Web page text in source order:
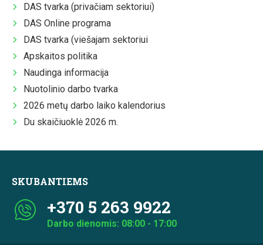
DAS tvarka (privačiam sektoriui)
DAS Online programa
DAS tvarka (viešajam sektoriui
Apskaitos politika
Naudinga informacija
Nuotolinio darbo tvarka
2026 metų darbo laiko kalendorius
Du skaičiuoklė 2026 m.
SKUBANTIEMS
+370 5 263 9922
Darbo dienomis: 08:00 - 17:00